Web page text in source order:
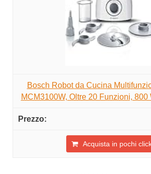
Bosch Robot da Cucina
MCM3100W, Oltre 20 Funzioni, 800
Acquista in pochi